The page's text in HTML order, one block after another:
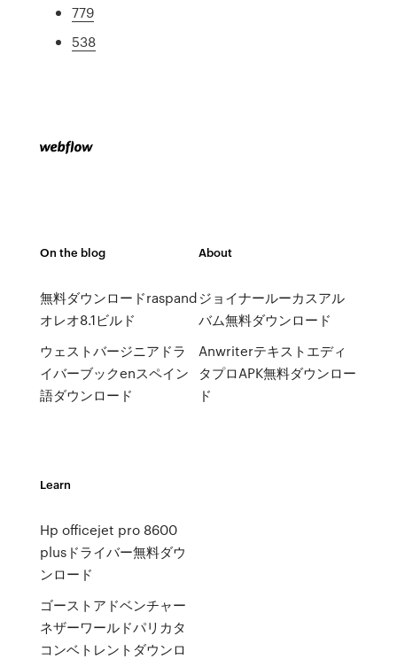
779
538
On the blog
無料ダウンロードraspand
オレオ8.1ビルド
ウェストバージニアドラ
イバーブックenスペイン
語ダウンロード
About
ジョイナールーカスアル
バム無料ダウンロード
Anwriterテキストエディ
タプロAPK無料ダウンロー
ド
Learn
Hp officejet pro 8600
plusドライバー無料ダウ
ンロード
ゴーストアドベンチャー
ネザーワールドパリカタ
コンベトレントダウンロ